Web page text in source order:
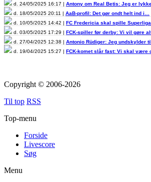
d. 24/05/2025 16:17 | Antony om Real Betis: Jeg er
d. 18/05/2025 20:11 | AaB-profil: Det gør ondt helt ind i…
d. 10/05/2025 14:42 | FC Fredericia skal spille
d. 03/05/2025 17:29 | FCK-spiller før derby: Vi vil gøre
d. 27/04/2025 12:38 | Antonio Rüdiger: Jeg undskylder
d. 19/04/2025 15:27 | FCK-komet slår fast: Vi skal være
Copyright © 2006-2026
Til top RSS
Top-menu
Forside
Livescore
Søg
Menu